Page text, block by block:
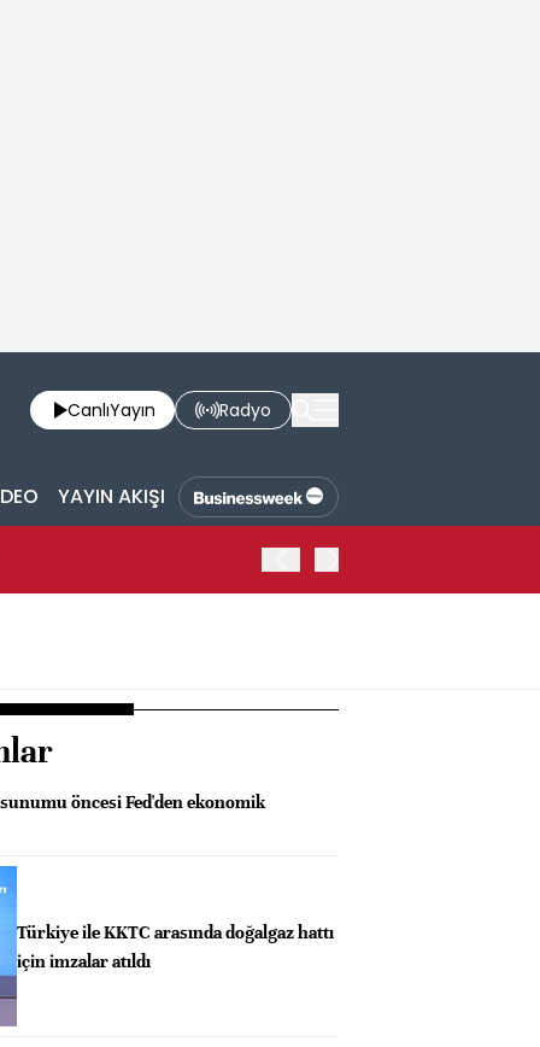
CanlıYayın Radyo
YAYIN AKIŞI
öncesi Fed'den ekonomik
Türkiye ile KKTC arasında doğalgaz hattı
için imzalar atıldı